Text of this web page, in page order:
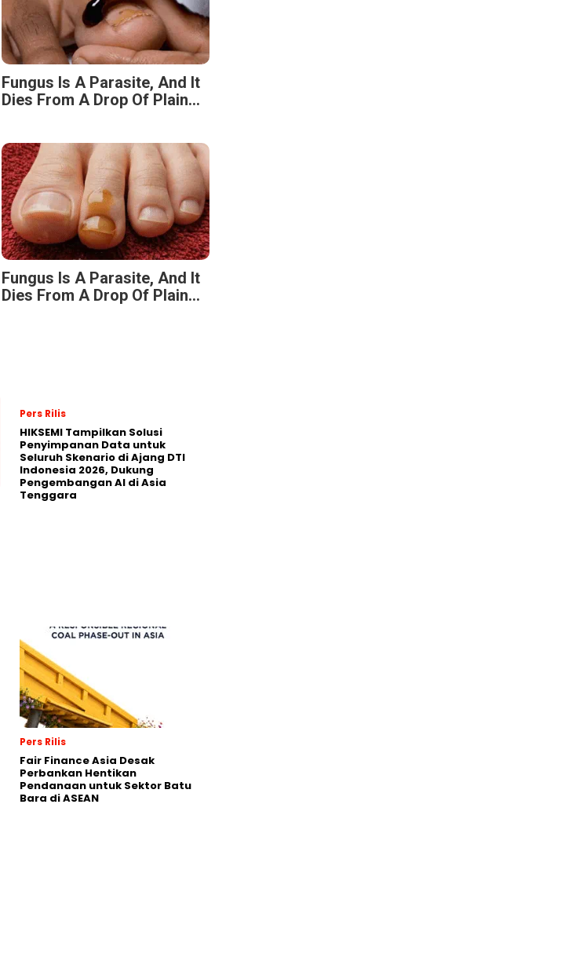
Fungus Is A Parasite, And It
Dies From A Drop Of Plain...
Fungus Is A Parasite, And It
Dies From A Drop Of Plain...
Pers Rilis
HIKSEMI Tampilkan Solusi
Penyimpanan Data untuk
Seluruh Skenario di Ajang DTI
Indonesia 2026, Dukung
Pengembangan AI di Asia
Tenggara
Pers Rilis
Fair Finance Asia Desak
Perbankan Hentikan
Pendanaan untuk Sektor Batu
Bara di ASEAN